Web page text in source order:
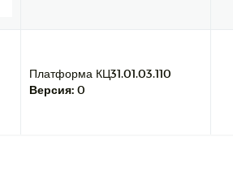
Платформа КЦ31.01.03.110
Версия: 0